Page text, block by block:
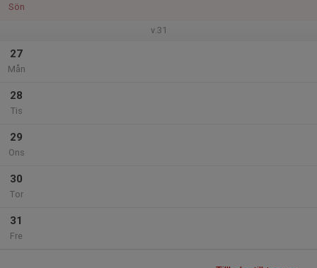
Sön
v.31
27
Mån
28
Tis
29
Ons
30
Tor
31
Fre